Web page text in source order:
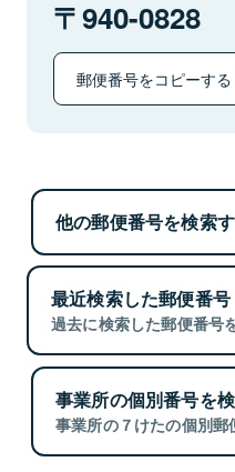
940-0828
郵便番号をコピーする
他の郵便番号を検索
最近検索した郵便番号
過去に検索した郵便番号
事業所の個別番号を
事業所の７けたの個別郵